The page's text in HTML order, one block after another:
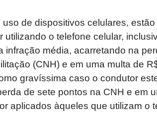
de dispositivos celulares,
utilizando o telefone celular,
infração média, acarretando na
(CNH) e em uma multa de
gravíssima caso o condutor
de sete pontos na CNH e em
aplicados àqueles que utilizam o